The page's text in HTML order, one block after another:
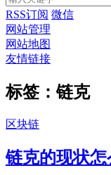
RSS订阅 微信
网站管理
网站地图
友情链接
标签：链克
区块链
链克的现状